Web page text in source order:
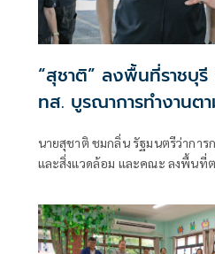
“สุชาติ” ลงพื้นที่ราชบุ
ทส. บูรณาการทำงานต
เดียว” ดูแลประชาชน–
สมดุลและยั่งยืน
นายสุชาติ ชมกลิ่น รัฐมนตรีว่าการ
และสิ่งแวดล้อม และคณะ ลงพื้นที่ต
ทรัพยากรธรรมชาติและสิ่งแวดล้
การขับเคลื่อนงานด้านทรัพยากรธ